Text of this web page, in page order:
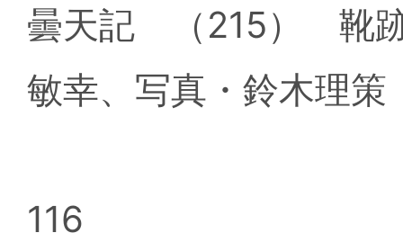
曇天記 （215） 靴
敏幸、写真・鈴木理策
116